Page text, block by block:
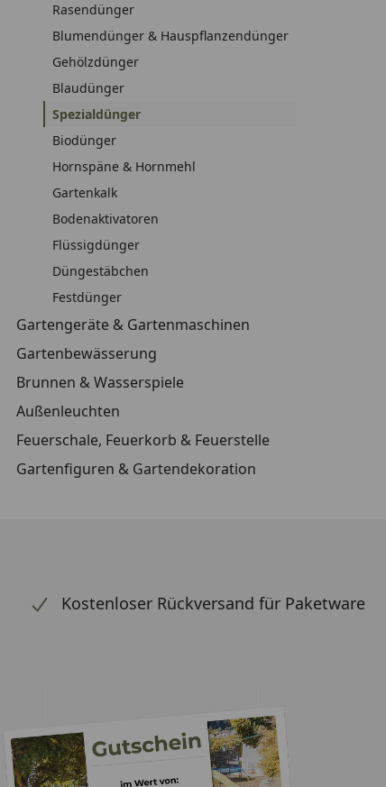
Rasendünger
Blumendünger & Hauspflanzendünger
Gehölzdünger
Blaudünger
Spezialdünger
Biodünger
Hornspäne & Hornmehl
Gartenkalk
Bodenaktivatoren
Flüssigdünger
Düngestäbchen
Festdünger
Gartengeräte & Gartenmaschinen
Gartenbewässerung
Brunnen & Wasserspiele
Außenleuchten
Feuerschale, Feuerkorb & Feuerstelle
Gartenfiguren & Gartendekoration
Kostenloser Rückversand für Paketware